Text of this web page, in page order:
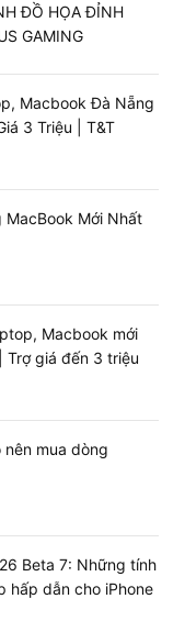
của CPU
thì bộ vi xử lý đóng
khiển và phân
hiện các phép toán
trừ, nhân, chia
phức tạp phục vụ
nhàng với RAM,
hệ thống không bị
hiển thị trực quan
của một
là một cấu trúc vi
nhiều phân khu
ĐỒ HỌA ĐỈNH
GAMING
Macbook Đà Nẵng
3 Triệu | T&T
MacBook Mới Nhất
Macbook mới
Trợ giá đến 3 triệu
nên mua dòng
Beta 7: Những tính
hấp dẫn cho iPhone